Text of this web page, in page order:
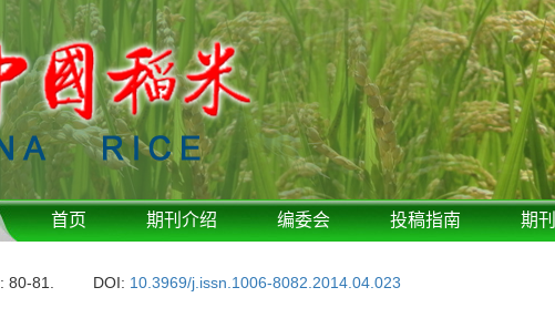
首页 期刊介绍 编委会 投稿指南 期
: 80-81. DOI: 10.3969/j.issn.1006-8082.2014.04.023